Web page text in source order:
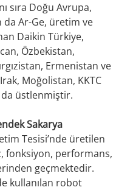
sıra Doğu Avrupa,
da Ar-Ge, üretim ve
Daikin Türkiye,
Özbekistan,
Ermenistan ve
Moğolistan, KKTC
üstlenmiştir.
Sakarya
Tesisi’nde üretilen
fonksiyon, performans,
geçmektedir.
kullanılan robot